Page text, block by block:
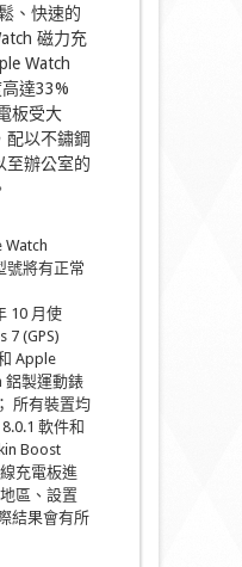
、快速的
磁力充
Watch
達33%
板受大
配以不鏽鋼
至辦公室的
號將有正常
10 月使
7 (GPS)
Apple
鋁製運動錶
所有裝置均
軟件和
Boost
充電板進
區、設置
結果會有所